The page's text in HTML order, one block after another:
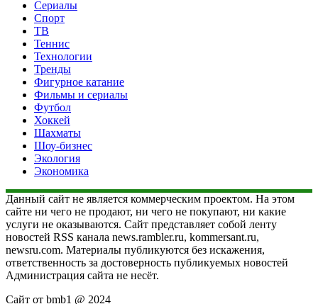
Сериалы
Спорт
ТВ
Теннис
Технологии
Тренды
Фигурное катание
Фильмы и сериалы
Футбол
Хоккей
Шахматы
Шоу-бизнес
Экология
Экономика
Данный сайт не является коммерческим проектом. На этом
сайте ни чего не продают, ни чего не покупают, ни какие
услуги не оказываются. Сайт представляет собой ленту
новостей RSS канала news.rambler.ru, kommersant.ru,
newsru.com. Материалы публикуются без искажения,
ответственность за достоверность публикуемых новостей
Администрация сайта не несёт.
Сайт от bmb1 @ 2024